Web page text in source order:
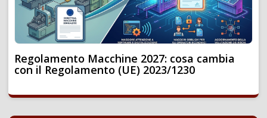
Regolamento Macchine 2027: cosa cambia
con il Regolamento (UE) 2023/1230